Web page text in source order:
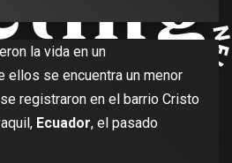
la vida en un
ellos se encuentra un menor
registraron en el barrio Cristo
Ecuador, el pasado